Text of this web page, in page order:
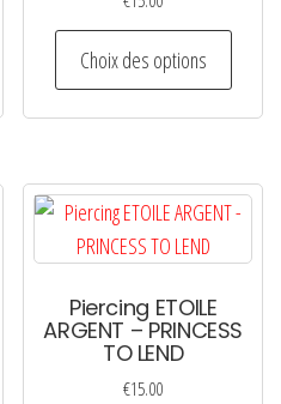
Choix des options
Ce
Les
Piercing ETOILE
ARGENT – PRINCESS
TO LEND
€15.00